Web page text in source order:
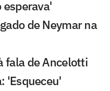
esperava'
de Neymar na
fala de Ancelotti
'Esqueceu'